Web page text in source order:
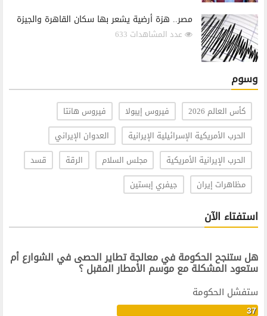
مصر.. هزة أرضية يشعر بها سكان القاهرة والجيزة
عدد المشاهدات 633
وسوم
كأس العالم 2026 فيروس إيبولا
فيروس هانتا
الحرب الأمريكية الإسرائيلية الإيرانية
العدوان الإيراني
الحرب الإيرانية الأمريكية
مجلس السلام الرقة
قسد
مظاهرات إيران
جيفري إبستين
استفتاء الآن
هل ستنجح الحكومة في معالجة تطاير الحصى في الشوارع أم
ستعود المشكلة مع موسم الأمطار المقبل ؟
ستفشل الحكومة
37